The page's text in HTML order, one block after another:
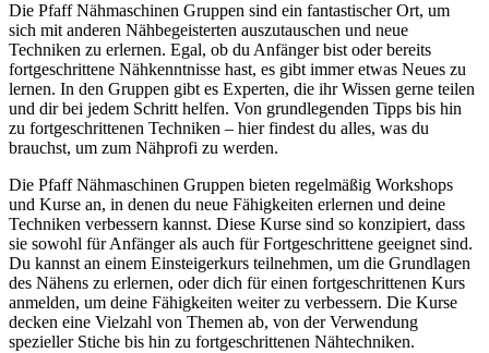
Die Pfaff Nähmaschinen Gruppen sind ein fantastischer Ort, um
sich mit anderen Nähbegeisterten auszutauschen und neue
Techniken zu erlernen. Egal, ob du Anfänger bist oder bereits
fortgeschrittene Nähkenntnisse hast, es gibt immer etwas Neues zu
lernen. In den Gruppen gibt es Experten, die ihr Wissen gerne teilen
und dir bei jedem Schritt helfen. Von grundlegenden Tipps bis hin
zu fortgeschrittenen Techniken – hier findest du alles, was du
brauchst, um zum Nähprofi zu werden.
Die Pfaff Nähmaschinen Gruppen bieten regelmäßig Workshops
und Kurse an, in denen du neue Fähigkeiten erlernen und deine
Techniken verbessern kannst. Diese Kurse sind so konzipiert, dass
sie sowohl für Anfänger als auch für Fortgeschrittene geeignet sind.
Du kannst an einem Einsteigerkurs teilnehmen, um die Grundlagen
des Nähens zu erlernen, oder dich für einen fortgeschrittenen Kurs
anmelden, um deine Fähigkeiten weiter zu verbessern. Die Kurse
decken eine Vielzahl von Themen ab, von der Verwendung
spezieller Stiche bis hin zu fortgeschrittenen Nähtechniken.